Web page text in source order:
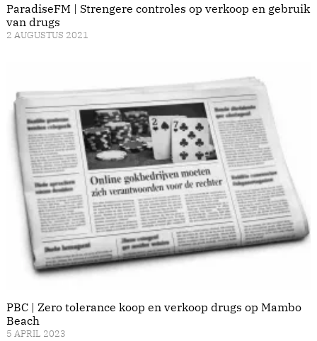
ParadiseFM | Strengere controles op verkoop en gebruik
van drugs
2 AUGUSTUS 2021
PBC | Zero tolerance koop en verkoop drugs op Mambo
Beach
5 APRIL 2023